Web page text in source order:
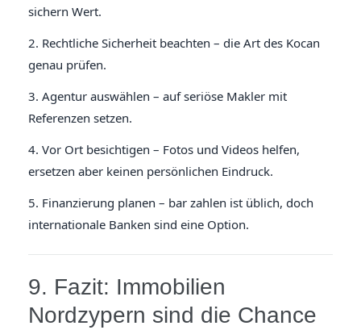
sichern Wert.
2. Rechtliche Sicherheit beachten – die Art des Kocan
genau prüfen.
3. Agentur auswählen – auf seriöse Makler mit
Referenzen setzen.
4. Vor Ort besichtigen – Fotos und Videos helfen,
ersetzen aber keinen persönlichen Eindruck.
5. Finanzierung planen – bar zahlen ist üblich, doch
internationale Banken sind eine Option.
9. Fazit: Immobilien
Nordzypern sind die Chance